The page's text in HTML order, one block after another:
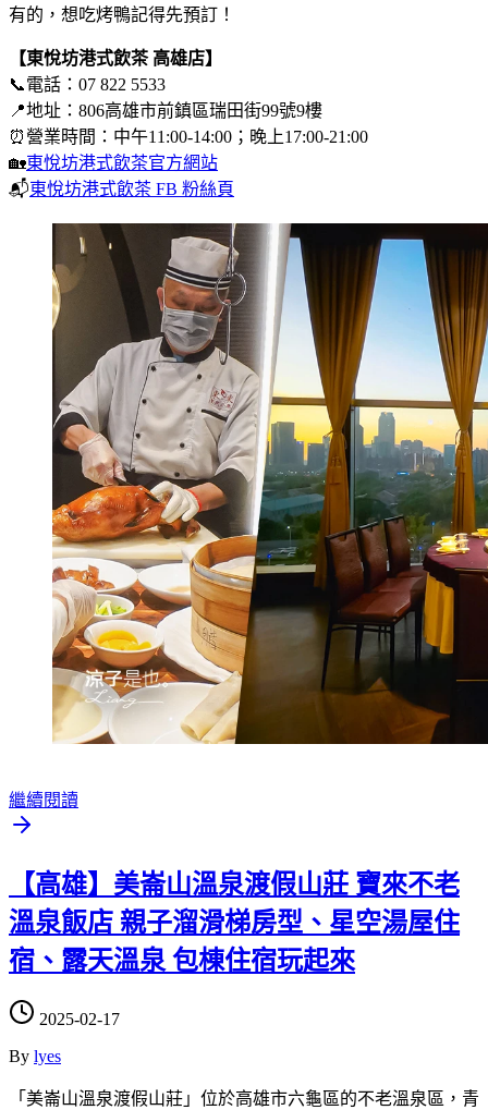
有的，想吃烤鴨記得先預訂！
【東悅坊港式飲茶 高雄店】
📞電話：07 822 5533
📍地址：806高雄市前鎮區瑞田街99號9樓
⏰營業時間：中午11:00-14:00；晚上17:00-21:00
🏡東悅坊港式飲茶官方網站
📬東悅坊港式飲茶 FB 粉絲頁
繼續閱讀
【高雄】美崙山溫泉渡假山莊 寶來不老
溫泉飯店 親子溜滑梯房型、星空湯屋住
宿、露天溫泉 包棟住宿玩起來
2025-02-17
By lyes
「美崙山溫泉渡假山莊」位於高雄市六龜區的不老溫泉區，青